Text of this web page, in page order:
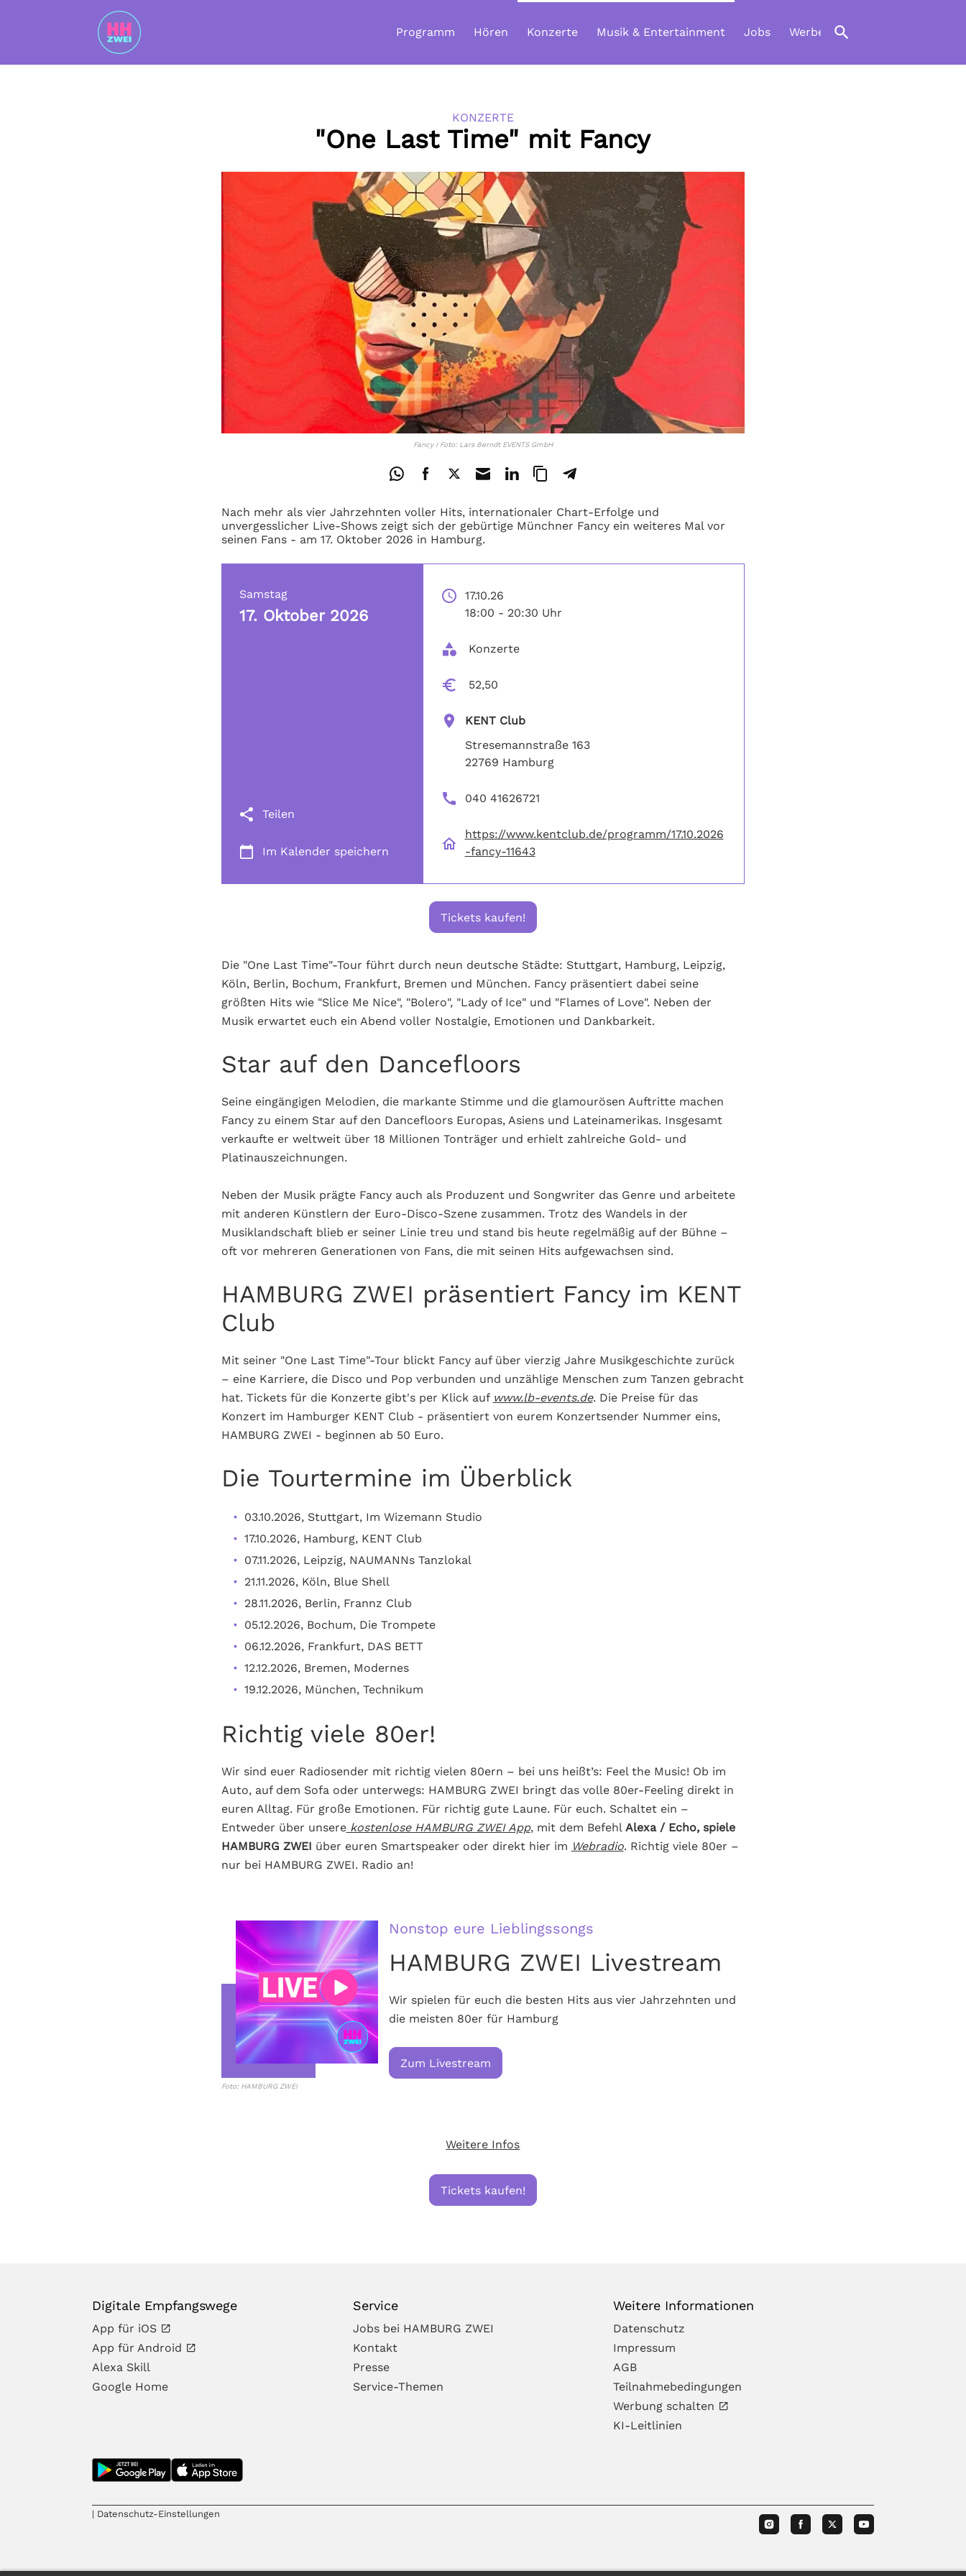
Programm Hören Konzerte Musik & Entertainment Jobs Werben
KONZERTE
"One Last Time" mit Fancy
Fancy I Foto: Lars Berndt EVENTS GmbH
Nach mehr als vier Jahrzehnten voller Hits, internationaler Chart-Erfolge und
unvergesslicher Live-Shows zeigt sich der gebürtige Münchner Fancy ein weiteres Mal vor
seinen Fans - am 17. Oktober 2026 in Hamburg.
Samstag
17. Oktober 2026
Teilen
Im Kalender speichern
17.10.26
18:00 - 20:30 Uhr
Konzerte
52,50
KENT Club
Stresemannstraße 163
22769 Hamburg
040 41626721
https://www.kentclub.de/programm/17.10.2026
-fancy-11643
Tickets kaufen!
Die "One Last Time"-Tour führt durch neun deutsche Städte: Stuttgart, Hamburg, Leipzig,
Köln, Berlin, Bochum, Frankfurt, Bremen und München. Fancy präsentiert dabei seine
größten Hits wie "Slice Me Nice", "Bolero", "Lady of Ice" und "Flames of Love". Neben der
Musik erwartet euch ein Abend voller Nostalgie, Emotionen und Dankbarkeit.
Star auf den Dancefloors
Seine eingängigen Melodien, die markante Stimme und die glamourösen Auftritte machen
Fancy zu einem Star auf den Dancefloors Europas, Asiens und Lateinamerikas. Insgesamt
verkaufte er weltweit über 18 Millionen Tonträger und erhielt zahlreiche Gold- und
Platinauszeichnungen.
Neben der Musik prägte Fancy auch als Produzent und Songwriter das Genre und arbeitete
mit anderen Künstlern der Euro-Disco-Szene zusammen. Trotz des Wandels in der
Musiklandschaft blieb er seiner Linie treu und stand bis heute regelmäßig auf der Bühne –
oft vor mehreren Generationen von Fans, die mit seinen Hits aufgewachsen sind.
HAMBURG ZWEI präsentiert Fancy im KENT
Club
Mit seiner "One Last Time"-Tour blickt Fancy auf über vierzig Jahre Musikgeschichte zurück
– eine Karriere, die Disco und Pop verbunden und unzählige Menschen zum Tanzen gebracht
hat. Tickets für die Konzerte gibt's per Klick auf www.lb-events.de. Die Preise für das
Konzert im Hamburger KENT Club - präsentiert von eurem Konzertsender Nummer eins,
HAMBURG ZWEI - beginnen ab 50 Euro.
Die Tourtermine im Überblick
03.10.2026, Stuttgart, Im Wizemann Studio
17.10.2026, Hamburg, KENT Club
07.11.2026, Leipzig, NAUMANNs Tanzlokal
21.11.2026, Köln, Blue Shell
28.11.2026, Berlin, Frannz Club
05.12.2026, Bochum, Die Trompete
06.12.2026, Frankfurt, DAS BETT
12.12.2026, Bremen, Modernes
19.12.2026, München, Technikum
Richtig viele 80er!
Wir sind euer Radiosender mit richtig vielen 80ern – bei uns heißt’s: Feel the Music! Ob im
Auto, auf dem Sofa oder unterwegs: HAMBURG ZWEI bringt das volle 80er-Feeling direkt in
euren Alltag. Für große Emotionen. Für richtig gute Laune. Für euch. Schaltet ein –
Entweder über unserekostenlose HAMBURG ZWEI App, mit dem Befehl Alexa / Echo, spiele
HAMBURG ZWEI über euren Smartspeaker oder direkt hier im Webradio. Richtig viele 80er –
nur bei HAMBURG ZWEI. Radio an!
Foto: HAMBURG ZWEI
Nonstop eure Lieblingssongs
HAMBURG ZWEI Livestream
Wir spielen für euch die besten Hits aus vier Jahrzehnten und
die meisten 80er für Hamburg
Zum Livestream
Weitere Infos
Tickets kaufen!
Digitale Empfangswege
App für iOS
App für Android
Alexa Skill
Google Home
Service
Jobs bei HAMBURG ZWEI
Kontakt
Presse
Service-Themen
Weitere Informationen
Datenschutz
Impressum
AGB
Teilnahmebedingungen
Werbung schalten
KI-Leitlinien
| Datenschutz-Einstellungen